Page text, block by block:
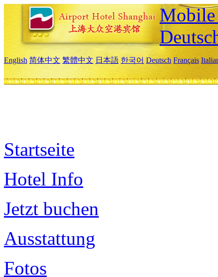
Mobile
English 简体中文 繁體中文 日本語 한국어 Deutsch Français
Startseite
Hotel Info
Jetzt buchen
Ausstattung
Fotos